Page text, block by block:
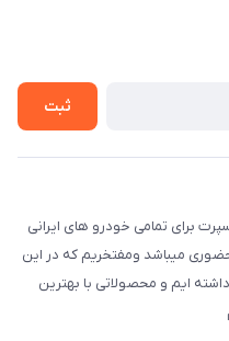
ثبت
برای تمامی خودرو های ایرانی
و حضوری میباشد ومفتخریم که در این
ایم و محصولاتی با بهترین